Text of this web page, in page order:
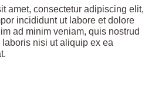
amet, consectetur adipiscing elit,
incididunt ut labore et dolore
ad minim veniam, quis nostrud
nisi ut aliquip ex ea